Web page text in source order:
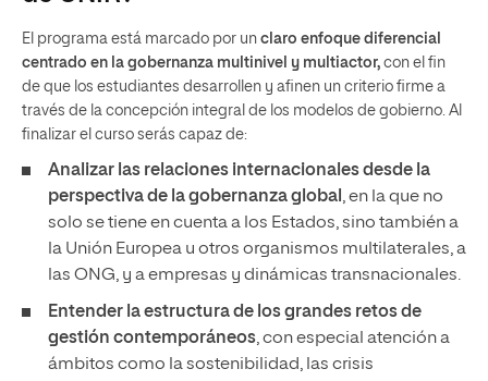
El programa está marcado por un claro enfoque diferencial
centrado en la gobernanza multinivel y multiactor, con el fin
de que los estudiantes desarrollen y afinen un criterio firme a
través de la concepción integral de los modelos de gobierno. Al
finalizar el curso serás capaz de:
Analizar las relaciones internacionales desde la
perspectiva de la gobernanza global , en la que no
solo se tiene en cuenta a los Estados, sino también a
la Unión Europea u otros organismos multilaterales, a
las ONG, y a empresas y dinámicas transnacionales.
Entender la estructura de los grandes retos de
gestión contemporáneos, con especial atención a
ámbitos como la sostenibilidad, las crisis